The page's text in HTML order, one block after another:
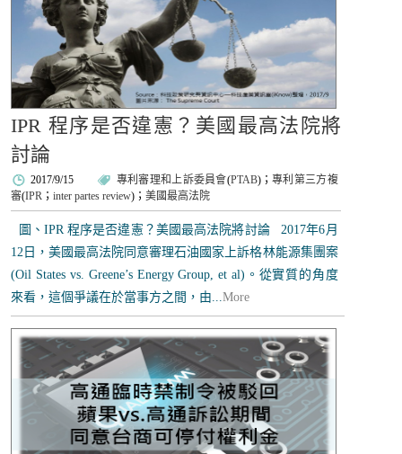
IPR 程序是否違憲？美國最高法院將
討論
2017/9/15 專利審理和上訴委員會(PTAB)； 專利第三方複
審(IPR ；inter partes review)；美國最高法院
圖、IPR 程序是否違憲？美國最高法院將討論 2017年6月
12日，美國最高法院同意審理石油國家上訴格林能源集團案
(Oil States vs. Greene’s Energy Group, et al)。從實質的角度
來看，這個爭議在於當事方之間，由...More